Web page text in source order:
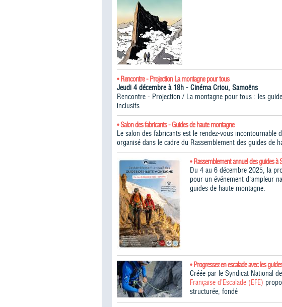
• Rencontre - Projection La montagne pour tous
Jeudi 4 décembre à 18h - Cinéma Criou, Samoëns
Rencontre - Projection / La montagne pour tous : les
inclusifs
• Salon des fabricants - Guides de haute montagne
Le salon des fabricants est le rendez-vous incontournable
organisé dans le cadre du Rassemblement des guides de
• Rassemblement annuel des guides à
Du 4 au 6 décembre 2025, la
pour un événement d'ampleur
guides de haute montagne.
• Progressez en escalade avec les
Créée par le Syndicat National
Française d’Escalade (EFE)
structurée, fondé